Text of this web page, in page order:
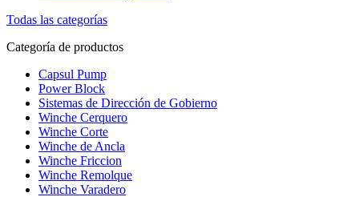
Todas las categorías
Categoría de productos
Capsul Pump
Power Block
Sistemas de Dirección de Gobierno
Winche Cerquero
Winche Corte
Winche de Ancla
Winche Friccion
Winche Remolque
Winche Varadero